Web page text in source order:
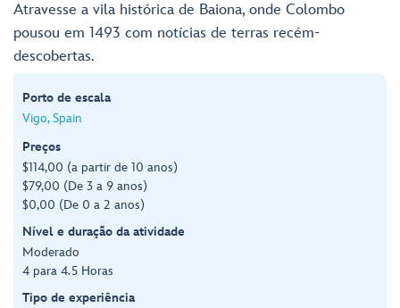
Atravesse a vila histórica de Baiona, onde Colombo
pousou em 1493 com notícias de terras recém-
descobertas.
Porto de escala
Vigo, Spain
Preços
$114,00 (a partir de 10 anos)
$79,00 (De 3 a 9 anos)
$0,00 (De 0 a 2 anos)
Nível e duração da atividade
Moderado
4 para 4.5 Horas
Tipo de experiência